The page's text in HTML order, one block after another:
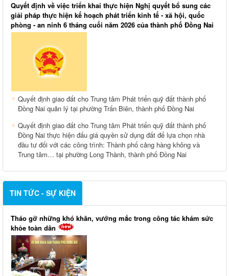
Quyết định về việc triển khai thực hiện Nghị quyết bổ sung các
giải pháp thực hiện kế hoạch phát triển kinh tế - xã hội, quốc
phòng - an ninh 6 tháng cuối năm 2026 của thành phố Đồng Nai
Quyết định giao đất cho Trung tâm Phát triển quỹ đất thành phố
Đồng Nai quản lý tại phường Trấn Biên, thành phố Đồng Nai
Quyết định giao đất cho Trung tâm Phát triển quỹ đất thành phố
Đồng Nai thực hiện đấu giá quyền sử dụng đất để lựa chọn nhà
đầu tư đối với các công trình: Thành phố cảng hàng không và
Trung tâm… tại phường Long Thành, thành phố Đồng Nai
TIN TỨC - SỰ KIỆN
Tháo gỡ những khó khăn, vướng mắc trong công tác khám sức
khỏe toàn dân